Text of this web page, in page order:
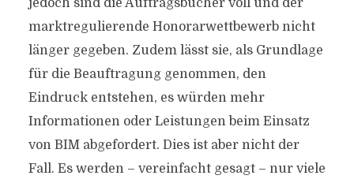
jedoch sind die Auftragsbücher voll und der
marktregulierende Honorarwettbewerb nicht
länger gegeben. Zudem lässt sie, als Grundlage
für die Beauftragung genommen, den
Eindruck entstehen, es würden mehr
Informationen oder Leistungen beim Einsatz
von BIM abgefordert. Dies ist aber nicht der
Fall. Es werden – vereinfacht gesagt – nur viele